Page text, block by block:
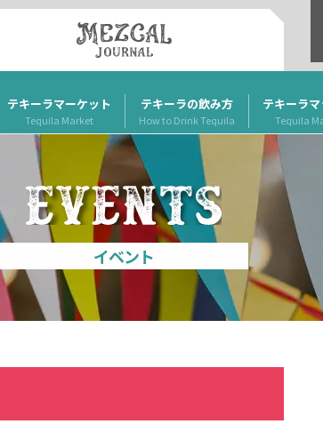
テキーラマーケット
Tequila Market
テキーラの飲み方
How to Drink Tequila
テキーラ
Tequila
イベント